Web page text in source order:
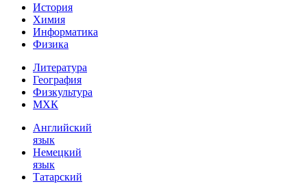
История
Химия
Информатика
Физика
Литература
География
Физкультура
МХК
Английский
язык
Немецкий
язык
Татарский